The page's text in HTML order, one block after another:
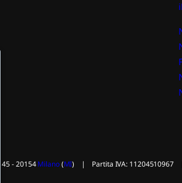
- 20154Milano(MI) | Partita IVA: 11204510967